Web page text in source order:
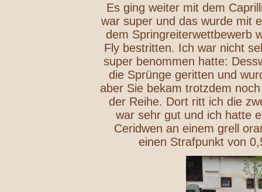
Es ging weiter mit dem
war super und das wurde mit
dem Springreiterwettbewerb
Fly bestritten. Ich war nicht
super benommen hatte:
die Sprünge geritten und
aber Sie bekam trotzdem
der Reihe. Dort ritt ich die
war sehr gut und ich hatte
Ceridwen an einem grell
einen Strafpunkt von